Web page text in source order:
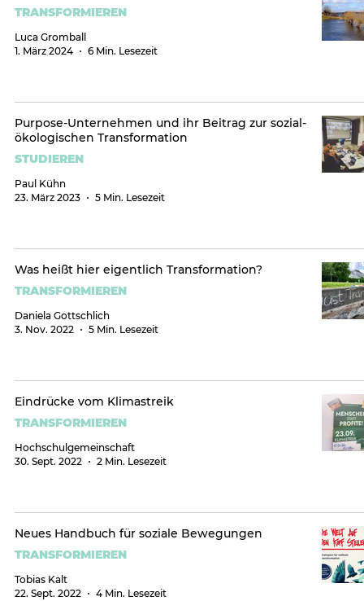
TRANSFORMIEREN
Luca Gromball
1. März 2024
6 Min. Lesezeit
Purpose-Unternehmen und ihr Beitrag zur sozial-
ökologischen Transformation
STUDIEREN
Paul Kühn
23. März 2023
5 Min. Lesezeit
Was heißt hier eigentlich Transformation?
TRANSFORMIEREN
Daniela Gottschlich
3. Nov. 2022
5 Min. Lesezeit
Eindrücke vom Klimastreik
TRANSFORMIEREN
Hochschulgemeinschaft
30. Sept. 2022
2 Min. Lesezeit
Neues Handbuch für soziale Bewegungen
TRANSFORMIEREN
Tobias Kalt
22. Sept. 2022
4 Min. Lesezeit